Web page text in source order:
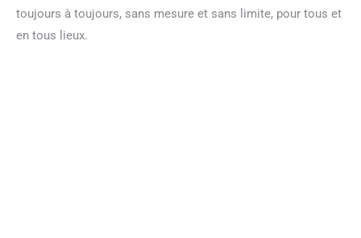
toujours à toujours, sans mesure et sans limite, pour tous et
en tous lieux.